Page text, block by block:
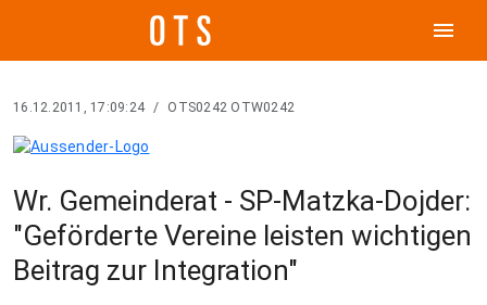
menu
16.12.2011, 17:09:24 / OTS0242 OTW0242
Wr. Gemeinderat - SP-Matzka-Dojder:
"Geförderte Vereine leisten wichtigen
Beitrag zur Integration"